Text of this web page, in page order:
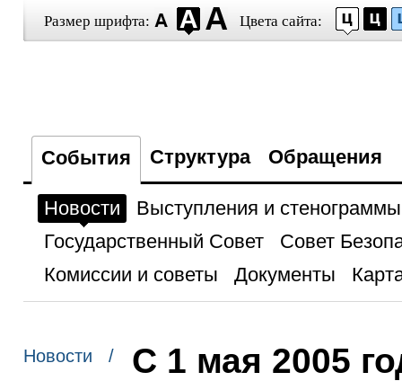
Размер шрифта: Цвета сайта:
События Структура Обращения
Новости
Выступления и стенограммы
Государственный Совет
Совет
Комиссии и советы
Документы
Новости /
С 1 мая 2005